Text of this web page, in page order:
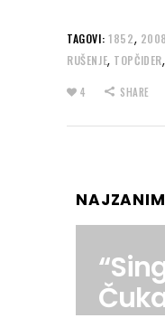
TAGOVI: 1852,
RUŠENJE, TOPČIDER
4 SHARE